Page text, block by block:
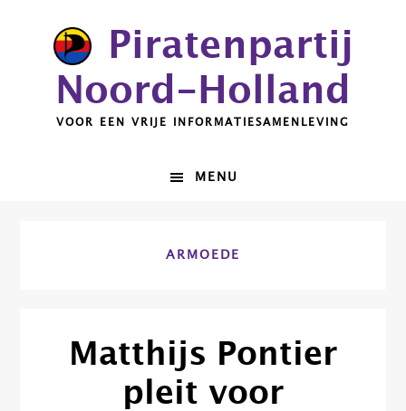
hoofdnavigatie
Piratenpartij
Noord-Holland
VOOR EEN VRIJE INFORMATIESAMENLEVING
MENU
ARMOEDE
Matthijs Pontier
pleit voor